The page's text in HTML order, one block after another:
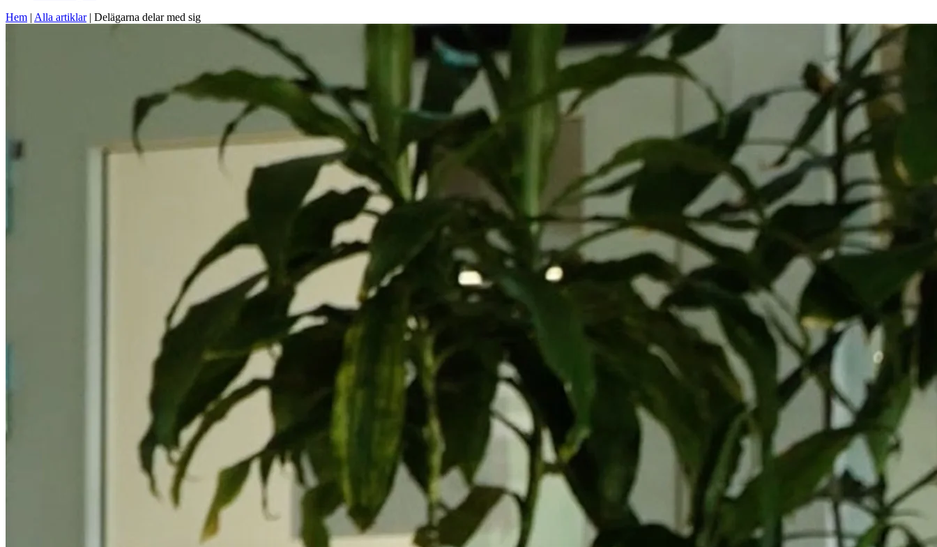
Hem | Alla artiklar| Delägarna delar med sig